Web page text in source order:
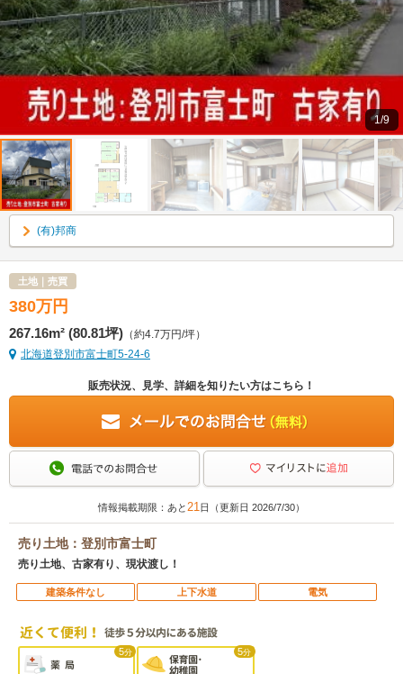
1/9
(有)邦商
土地｜売買
380万 円
267.16m² (80.81坪) （約4.7万円/坪）
北海道登別市富士町5-24-6
販売状況、見学、詳細を知りたい方はこちら！
情報掲載期限：あと21日（更新日 2026/7/30）
売り土地：登別市富士町
売り土地、古家有り、現状渡し！
建築条件なし 上下水道 電気
5分 5分